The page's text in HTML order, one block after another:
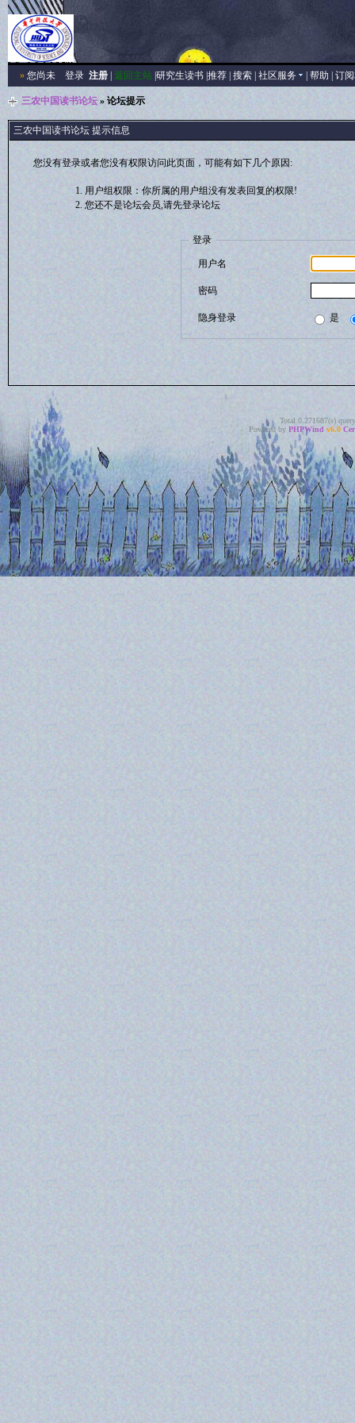
»您尚未 登录 注册| 返回主站| 研究生读书| 推荐| 搜索| 社区服务 帮助 订
三农中国读书论坛» 论坛提示
三农中国读书论坛 提示信息
您没有登录或者您没有权限访问此页面，可能有如下几个原因:
用户组权限：你所属的用户组没有发表回复的权限!
您还不是论坛会员,请先登录论坛
登录
用户名
密码
隐身登录 是
Total 0.271687(s)
Powered by PHPWind v6.0